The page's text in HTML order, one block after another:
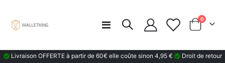
Basculer
0articles
Livraison OFFERTE à partir de 60€ elle coûte sinon 4,95 €
Droit de retour